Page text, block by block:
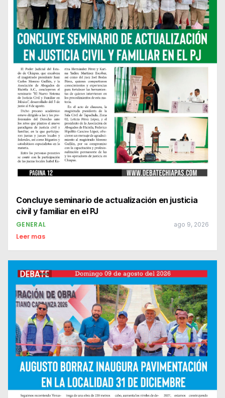
Concluye seminario de actualización en justicia
civil y familiar en el PJ
GENERAL ago 9, 2026
Leer mas